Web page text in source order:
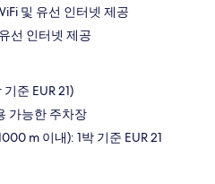
및 유선 인터넷 제공
선 인터넷 제공
준 EUR 21)
가능한 주차장
m 이내): 1박 기준 EUR 21